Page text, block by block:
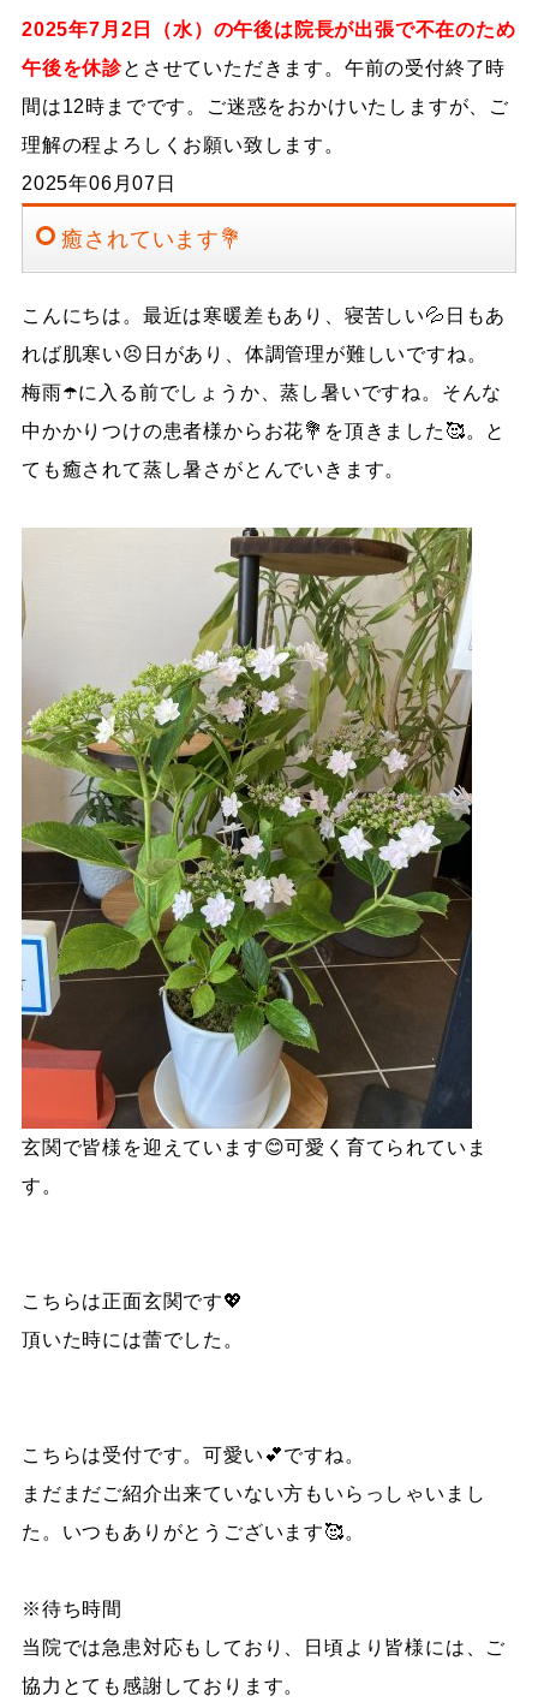
2025年7月2日（水）の午後は院長が出張で不在のため
午後を休診とさせていただきます。午前の受付終了時
間は12時までです。ご迷惑をおかけいたしますが、ご
理解の程よろしくお願い致します。
2025年06月07日
癒されています💐
こんにちは。最近は寒暖差もあり、寝苦しい💦日もあ
れば肌寒い😣日があり、体調管理が難しいですね。
梅雨☂️に入る前でしょうか、蒸し暑いですね。そんな
中かかりつけの患者様からお花💐を頂きました🥰。と
ても癒されて蒸し暑さがとんでいきます。
玄関で皆様を迎えています😊可愛く育てられていま
す。
こちらは正面玄関です💖
頂いた時には蕾でした。
こちらは受付です。可愛い💕ですね。
まだまだご紹介出来ていない方もいらっしゃいまし
た。いつもありがとうございます🥰。
※待ち時間
当院では急患対応もしており、日頃より皆様には、ご
協力とても感謝しております。